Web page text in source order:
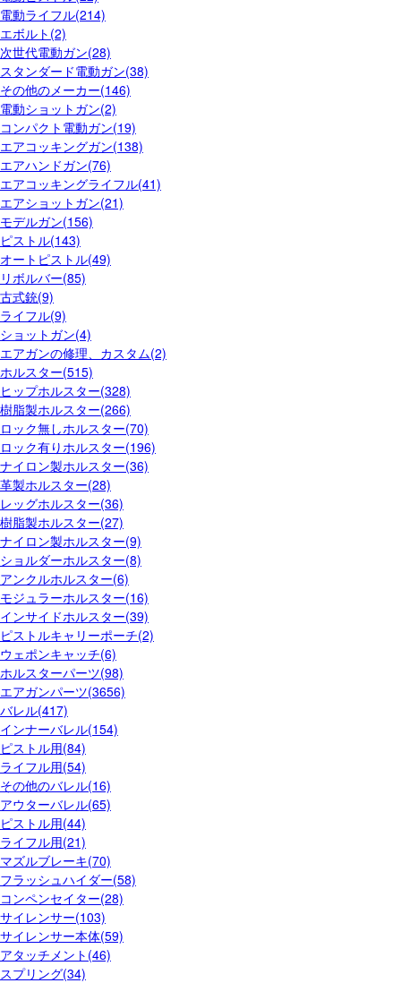
電動ライフル(214)
エボルト(2)
次世代電動ガン(28)
スタンダード電動ガン(38)
その他のメーカー(146)
電動ショットガン(2)
コンパクト電動ガン(19)
エアコッキングガン(138)
エアハンドガン(76)
エアコッキングライフル(41)
エアショットガン(21)
モデルガン(156)
ピストル(143)
オートピストル(49)
リボルバー(85)
古式銃(9)
ライフル(9)
ショットガン(4)
エアガンの修理、カスタム(2)
ホルスター(515)
ヒップホルスター(328)
樹脂製ホルスター(266)
ロック無しホルスター(70)
ロック有りホルスター(196)
ナイロン製ホルスター(36)
革製ホルスター(28)
レッグホルスター(36)
樹脂製ホルスター(27)
ナイロン製ホルスター(9)
ショルダーホルスター(8)
アンクルホルスター(6)
モジュラーホルスター(16)
インサイドホルスター(39)
ピストルキャリーポーチ(2)
ウェポンキャッチ(6)
ホルスターパーツ(98)
エアガンパーツ(3656)
バレル(417)
インナーバレル(154)
ピストル用(84)
ライフル用(54)
その他のバレル(16)
アウターバレル(65)
ピストル用(44)
ライフル用(21)
マズルブレーキ(70)
フラッシュハイダー(58)
コンペンセイター(28)
サイレンサー(103)
サイレンサー本体(59)
アタッチメント(46)
スプリング(34)